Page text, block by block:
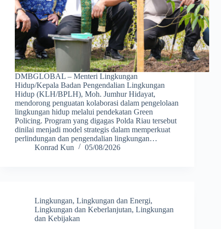
DMBGLOBAL – Menteri Lingkungan
Hidup/Kepala Badan Pengendalian Lingkungan
Hidup (KLH/BPLH), Moh. Jumhur Hidayat,
mendorong penguatan kolaborasi dalam pengelolaan
lingkungan hidup melalui pendekatan Green
Policing. Program yang digagas Polda Riau tersebut
dinilai menjadi model strategis dalam memperkuat
perlindungan dan pengendalian lingkungan…
Konrad Kun
05/08/2026
Lingkungan, Lingkungan dan Energi,
Lingkungan dan Keberlanjutan, Lingkungan
dan Kebijakan